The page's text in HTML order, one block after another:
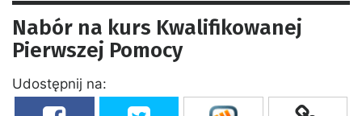
Nabór na kurs Kwalifikowanej
Pierwszej Pomocy
Udostępnij na: